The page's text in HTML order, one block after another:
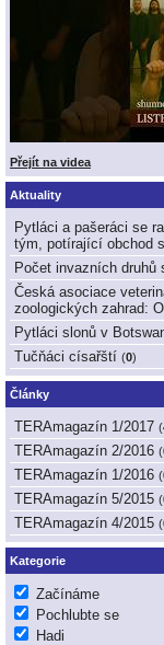
Přejít na videa
Aktuality
Pytláci a pašeráci se
tým, potírající obchod
Počet invazních druhů
Česká asociace
zoologických zahrad:
Pytláci slonů v
Tučňáci císařští (0)
Články
TERAmagazín 1/2017 (
TERAmagazín 2/2016 (
TERAmagazín 1/2016 (
TERAmagazín 5/2015 (
TERAmagazín 4/2015 (
Kategorie
Začínáme
Pochlubte se
Hadi